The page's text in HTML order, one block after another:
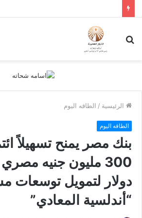
الرئيسية / الطاقه اليوم
الطاقه اليوم
بنك مصر يمنح تسهيلاً
دولار لتمويل توسعات
“أندلسية المعادي”